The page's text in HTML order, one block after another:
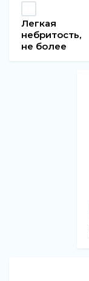
Легкая
небритость,
не более